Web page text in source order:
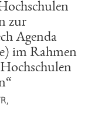
zur
Agenda
im Rahmen